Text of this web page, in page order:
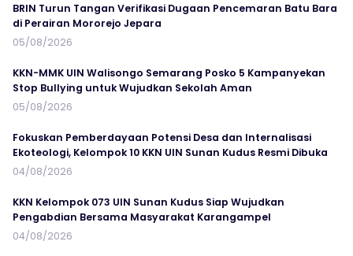
BRIN Turun Tangan Verifikasi Dugaan Pencemaran Batu Bara
di Perairan Mororejo Jepara
05/08/2026
KKN-MMK UIN Walisongo Semarang Posko 5 Kampanyekan
Stop Bullying untuk Wujudkan Sekolah Aman
05/08/2026
Fokuskan Pemberdayaan Potensi Desa dan Internalisasi
Ekoteologi, Kelompok 10 KKN UIN Sunan Kudus Resmi Dibuka
04/08/2026
KKN Kelompok 073 UIN Sunan Kudus Siap Wujudkan
Pengabdian Bersama Masyarakat Karangampel
04/08/2026